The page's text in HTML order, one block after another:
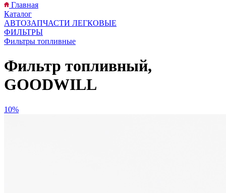
Главная
Каталог
АВТОЗАПЧАСТИ ЛЕГКОВЫЕ
ФИЛЬТРЫ
Фильтры топливные
Фильтр топливный,
GOODWILL
10%